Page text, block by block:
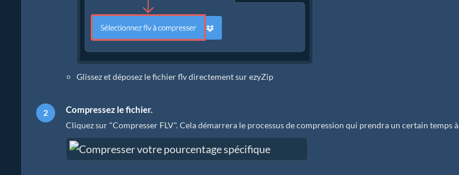
Glissez et déposez le fichier flv directement sur ezyZip
Compressez le fichier.
Cliquez sur "Compresser FLV". Cela démarrera le processus de compression qui prendra un certain temps